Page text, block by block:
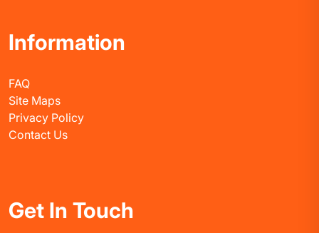
Information
FAQ
Site Maps
Privacy Policy
Contact Us
Get In Touch